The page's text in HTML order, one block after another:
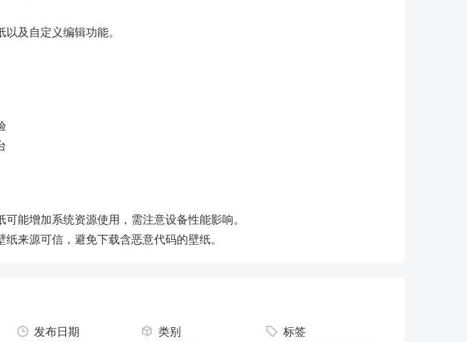
及自定义编辑功能。
可能增加系统资源使用，需注意设备性能影响。
纸来源可信，避免下载含恶意代码的壁纸。
发布日期 类别 标签